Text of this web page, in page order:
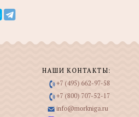
НАШИ КОНТАКТЫ:
+7 (495) 662-97-58
+7 (800) 707-52-17
info@morkniga.ru